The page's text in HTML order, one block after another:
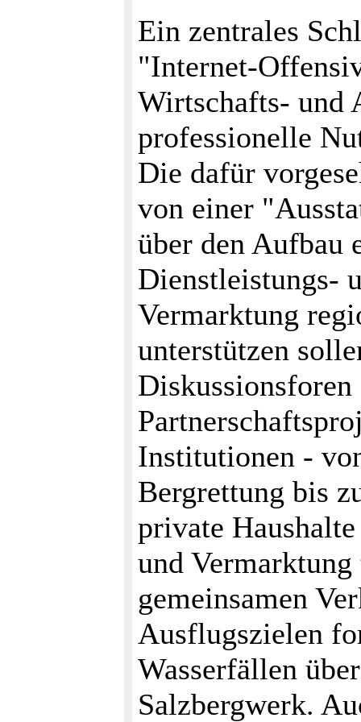
Ein zentrales
"Internet-
Wirtschafts- und
professionelle
Die dafür
von einer
über den Aufbau
Dienstleistungs-
Vermarktung
unterstützen
Institutionen -
Bergrettung bis
private
und
gemeinsamen
Ausflugszielen
Wasserfällen
Salzbergwerk.